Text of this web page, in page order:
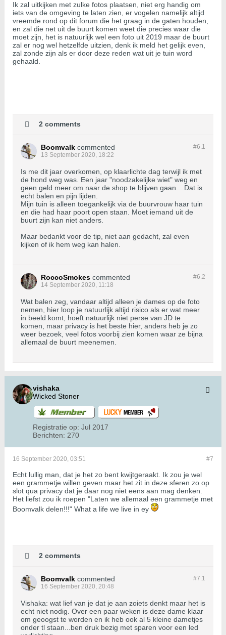
Ik zal uitkijken met zulke fotos plaatsen, niet erg handig om
iets van de omgeving te laten zien, er vogelen namelijk altijd
vreemde rond op dit forum die het graag in de gaten houden,
en zal die net uit de buurt komen weet die precies waar die
moet zijn, het is natuurlijk wel een foto uit 2019 maar de buurt
zal er nog wel hetzelfde uitzien, denk ik meld het gelijk even,
zal zonde zijn als er door deze reden wat uit je tuin word
gehaald.
2 comments
#6.1
Boomvalk commented
13 September 2020, 18:22
Is me dit jaar overkomen, op klaarlichte dag terwijl ik met
de hond weg was. Een jaar "noodzakelijke wiet" weg en
geen geld meer om naar de shop te blijven gaan....Dat is
echt balen en pijn lijden.
Mijn tuin is alleen toegankelijk via de buurvrouw haar tuin
en die had haar poort open staan. Moet iemand uit de
buurt zijn kan niet anders.
Maar bedankt voor de tip, niet aan gedacht, zal even
kijken of ik hem weg kan halen.
#6.2
RoccoSmokes commented
14 September 2020, 11:18
Wat balen zeg, vandaar altijd alleen je dames op de foto
nemen, hier loop je natuurlijk altijd risico als er wat meer
in beeld komt, hoeft natuurlijk niet perse van JD te
komen, maar privacy is het beste hier, anders heb je zo
weer bezoek, veel fotos voorbij zien komen waar ze bijna
allemaal de buurt meenemen.
vishaka
Wicked Stoner
Registratie op: Jul 2017
Berichten: 270
#7
16 September 2020, 03:51
Echt lullig man, dat je het zo bent kwijtgeraakt. Ik zou je wel
een grammetje willen geven maar het zit in deze sferen zo op
slot qua privacy dat je daar nog niet eens aan mag denken.
Het liefst zou ik roepen "Laten we allemaal een grammetje met
Boomvalk delen!!!" What a life we live in ey
2 comments
#7.1
Boomvalk commented
16 September 2020, 20:48
Vishaka: wat lief van je dat je aan zoiets denkt maar het is
echt niet nodig. Over een paar weken is deze dame klaar
om geoogst te worden en ik heb ook al 5 kleine dametjes
onder tl staan...ben druk bezig met sparen voor een led